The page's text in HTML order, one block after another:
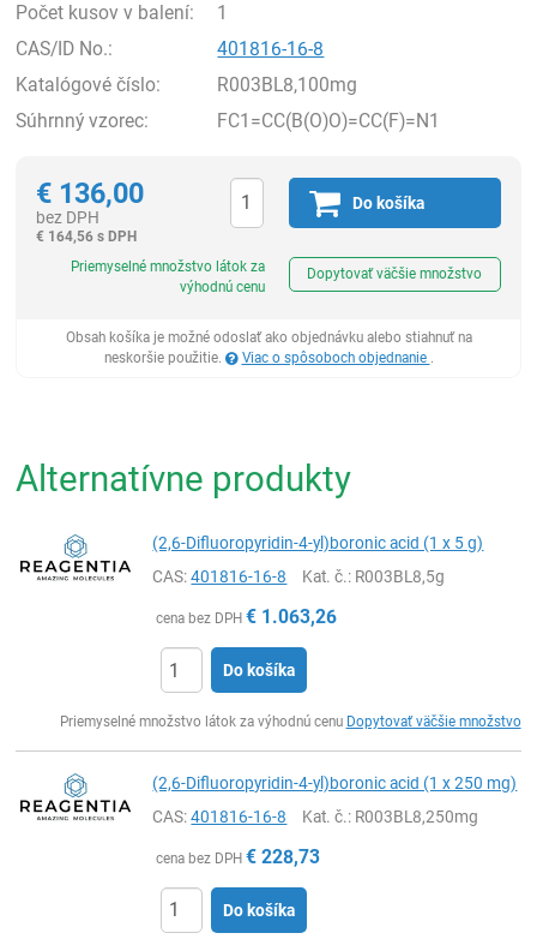
Počet kusov v balení:
1
CAS/ID No.:
401816-16-8
Katalógové číslo:
R003BL8,100mg
Súhrnný vzorec:
FC1=CC(B(O)O)=CC(F)=N1
€ 136,00
bez DPH
€ 164,56 s DPH
Do košíka
Priemyselné množstvo látok za
výhodnú cenu
Dopytovať väčšie množstvo
Obsah košíka je možné odoslať ako objednávku alebo stiahnuť na
neskoršie použitie.
Viac o spôsoboch objednanie .
Alternatívne produkty
(2,6-Difluoropyridin-4-yl)boronic acid (1 x 5 g)
CAS:401816-16-8 Kat. č.: R003BL8,5g
cena bez DPH € 1.063,26
Do košíka
Priemyselné množstvo látok za výhodnú cenu Dopytovať väčšie množstvo
(2,6-Difluoropyridin-4-yl)boronic acid (1 x 250 mg)
CAS:401816-16-8 Kat. č.: R003BL8,250mg
cena bez DPH € 228,73
Do košíka